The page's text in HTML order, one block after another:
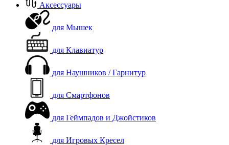
Аксессуары
для Мышек
для Клавиатур
для Наушников / Гарнитур
для Смартфонов
для Геймпадов и Джойстиков
для Игровых Кресел